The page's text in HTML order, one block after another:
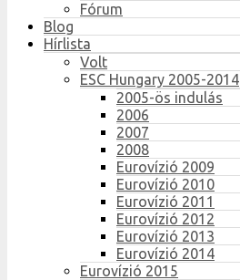
Fórum
Blog
Hírlista
Volt
ESC Hungary 2005-2014
2005-ös indulás
2006
2007
2008
Eurovízió 2009
Eurovízió 2010
Eurovízió 2011
Eurovízió 2012
Eurovízió 2013
Eurovízió 2014
Eurovízió 2015